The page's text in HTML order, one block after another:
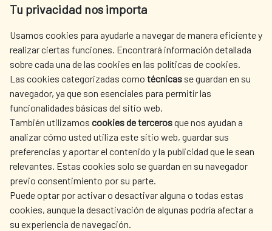
SEE MORE SITES OF INTEREST
SEDE ELECTRÓNICA
Fecha de modificación de la página: 15/06/2026
Tu privacidad nos importa
Usamos cookies para ayudarle a navegar de manera eficiente y
realizar ciertas funciones. Encontrará información detallada
sobre cada una de las cookies en las políticas de cookies.
Las cookies categorizadas como técnicas se guardan en su
navegador, ya que son esenciales para permitir las
funcionalidades básicas del sitio web.
También utilizamos cookies de tercerosque nos ayudan a
analizar cómo usted utiliza este sitio web, guardar sus
preferencias y aportar el contenido y la publicidad que le sean
relevantes. Estas cookies solo se guardan en su navegador
previo consentimiento por su parte.
Puede optar por activar o desactivar alguna o todas estas
cookies, aunque la desactivación de algunas podría afectar a
su experiencia de navegación.